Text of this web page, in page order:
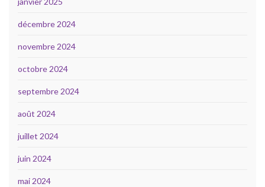
décembre 2024
novembre 2024
octobre 2024
septembre 2024
août 2024
juillet 2024
juin 2024
mai 2024